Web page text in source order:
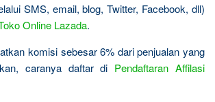
SMS, email, blog, Twitter, Facebook, dll)
Online Lazada.
komisi sebesar 6% dari penjualan yang
caranya daftar di Pendaftaran Affilasi